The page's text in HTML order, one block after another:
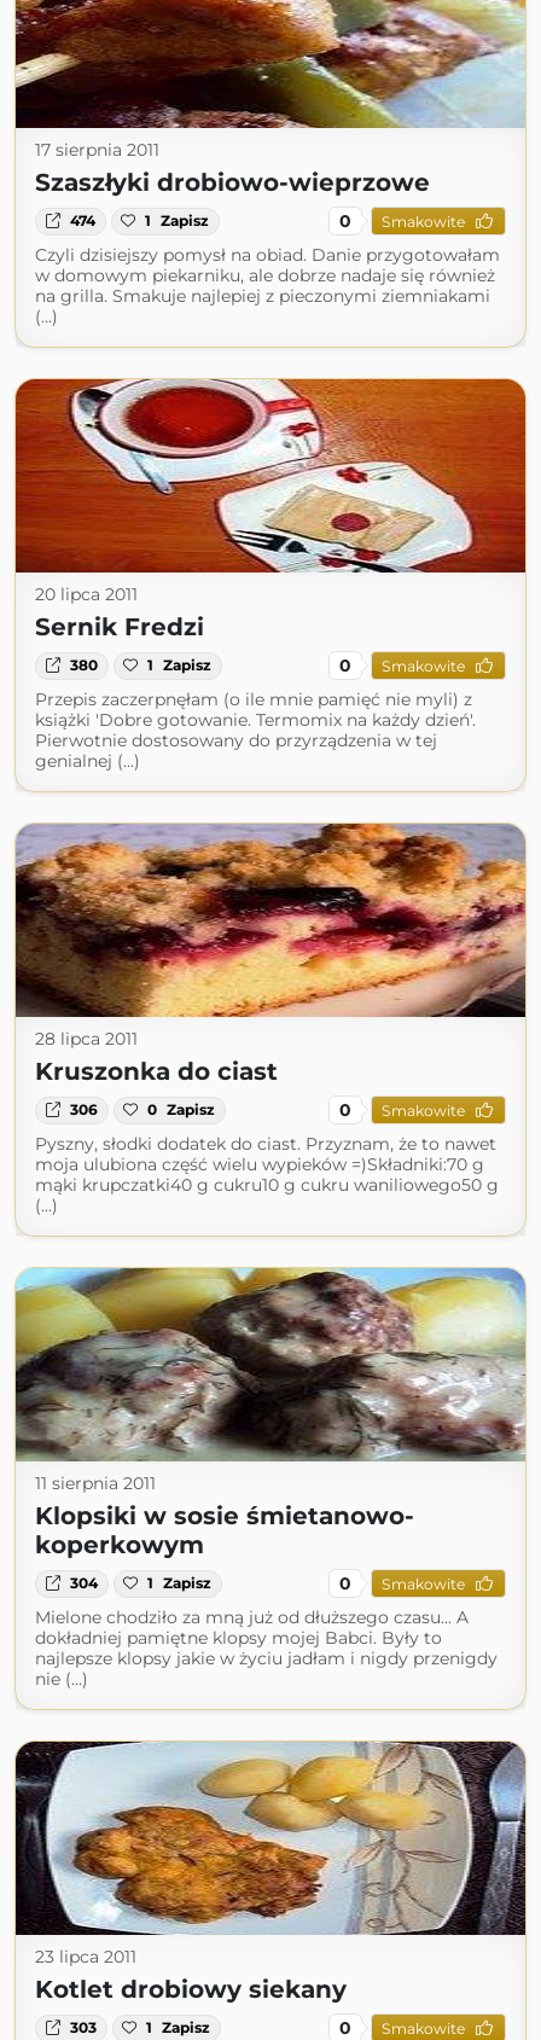
17 sierpnia 2011
Szaszłyki drobiowo-wieprzowe
474 1 Zapisz 0 Smakowite
Czyli dzisiejszy pomysł na obiad. Danie przygotowałam
w domowym piekarniku, ale dobrze nadaje się również
na grilla. Smakuje najlepiej z pieczonymi ziemniakami
(...)
20 lipca 2011
Sernik Fredzi
380 1 Zapisz 0 Smakowite
Przepis zaczerpnęłam (o ile mnie pamięć nie myli) z
książki 'Dobre gotowanie. Termomix na każdy dzień'.
Pierwotnie dostosowany do przyrządzenia w tej
genialnej (...)
28 lipca 2011
Kruszonka do ciast
306 0 Zapisz 0 Smakowite
Pyszny, słodki dodatek do ciast. Przyznam, że to nawet
moja ulubiona część wielu wypieków =)Składniki:70 g
mąki krupczatki40 g cukru10 g cukru waniliowego50 g
(...)
11 sierpnia 2011
Klopsiki w sosie śmietanowo-
koperkowym
304 1 Zapisz 0 Smakowite
Mielone chodziło za mną już od dłuższego czasu... A
dokładniej pamiętne klopsy mojej Babci. Były to
najlepsze klopsy jakie w życiu jadłam i nigdy przenigdy
nie (...)
23 lipca 2011
Kotlet drobiowy siekany
303 1 Zapisz 0 Smakowite